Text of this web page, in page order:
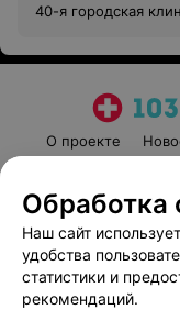
40-я городская
О проекте
Обработка
Наш сайт
удобства
статистики и
рекомендаций.